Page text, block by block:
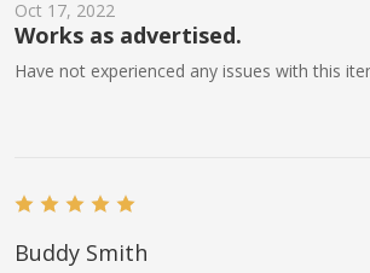
Oct 17, 2022
Works as advertised.
Have not experienced any issues with this
Buddy Smith